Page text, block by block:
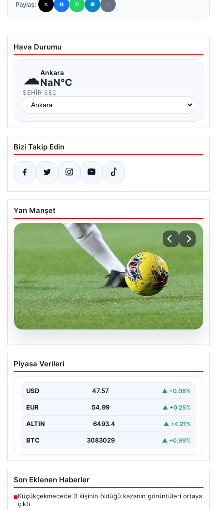
Paylaş:
Hava Durumu
☁Ankara
NaN°C
ŞEHIR SEÇ
Bizi Takip Edin
Yan Manşet
05.08.2026
04 Ağustos 2026 Salı Gününün Spor
Programı ve Maç Bilgileri
olan spor etkinlikleri ve maçlar için heyecan…
Piyasa Verileri
USD 47.57 ▲ +0.08%
EUR 54.99 ▲ +0.25%
ALTIN 6493.4 ▲ +4.21%
BTC 3083029 ▲ +0.99%
Son Eklenen Haberler
■Küçükçekmece’de 3 kişinin öldüğü kazanın görüntüleri ortaya
çıktı